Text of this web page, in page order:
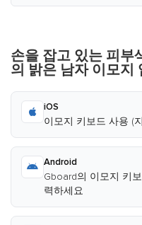
손을 잡고 있는 피부
의 밝은 남자 이모지
iOS
이모지 키보드 사용 (
Android
Gboard의 이모지 키
력하세요